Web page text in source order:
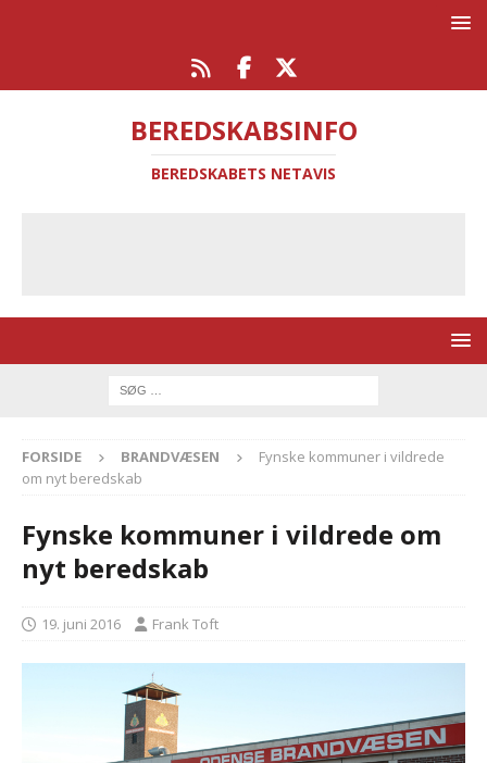
BEREDSKABSINFO
BEREDSKABETS NETAVIS
FORSIDE BRANDVÆSEN
Fynske kommuner i vildrede
om nyt beredskab
Fynske kommuner i vildrede om
nyt beredskab
19. juni 2016 Frank Toft